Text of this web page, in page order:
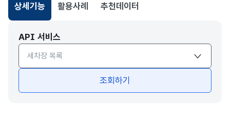
상세기능
선택됨
활용사례 추천데이터
API 서비스
API서비스 종류 선택
조회하기